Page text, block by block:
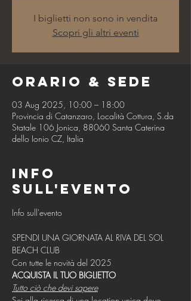
I biglietti non sono in vendita
Scopri gli altri eventi
Orario & Sede
03 Aug 2025, 10:00 – 18:00
Provincia di Catanzaro, Località Cottura, S.da
Statale 106 Jonica, 88060 Santa Caterina
dello Ionio CZ, Italia
Info
sull'evento
SPENDI UNA GIORNATA AL RIVA DEL SOL
BEACH CLUB
Con tutte le novità del 2025
ACQUISTA IL TUO BIGLIETTO
Tutto ciò che devi sapere